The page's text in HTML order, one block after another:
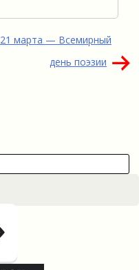
21 марта — Всемирный
день поэзии